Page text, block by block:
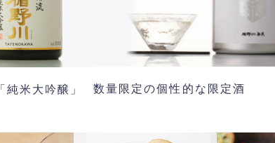
米大吟醸」 数量限定の個性的な限定酒